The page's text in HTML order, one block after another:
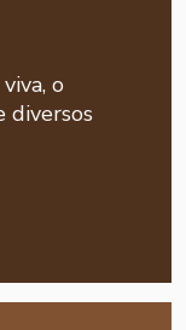
o
diversos